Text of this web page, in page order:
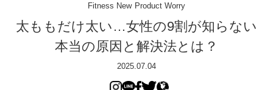
Fitness New Product Worry
太ももだけ太い…女性の9割が知らない
本当の原因と解決法とは？
2025.07.04